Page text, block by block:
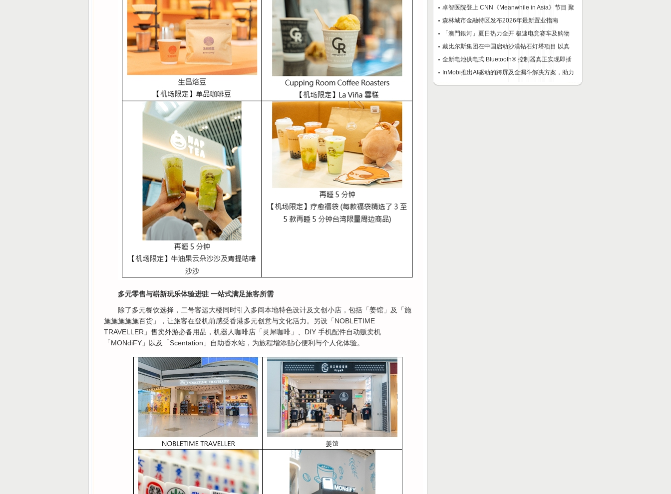
多元零售与崭新玩乐体验进驻 一站式满足旅客所需
除了多元餐饮选择，二号客运大楼同时引入多间本地特色设计及文创小店，包括「姜馆」及「施
施施施施施百货」，让旅客在登机前感受香港多元创意与文化活力。另设「NOBLETIME
TRAVELLER」售卖外游必备用品，机器人咖啡店「灵犀咖啡」、DIY 手机配件自动贩卖机
「MONdiFY」以及「Scentation」自助香水站，为旅程增添贴心便利与个人化体验。
卓智医院登上 CNN《Meanwhile in Asia》节目 聚
森林城市金融特区发布2026年最新置业指南
「澳門銀河」夏日热力全开 极速电竞赛车及购物
戴比尔斯集团在中国启动沙漠钻石灯塔项目 以真
全新电池供电式 Bluetooth® 控制器真正实现即插
InMobi推出AI驱动的跨屏及全漏斗解决方案，助力